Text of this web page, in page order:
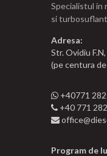
Specialistul in
si
Adresa:
Str. Ovidiu
(pe centura
+40771
+40 771
Program de